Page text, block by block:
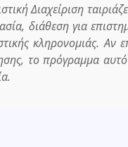
Διαχείριση
διάθεση για
κληρονομιάς.
το πρόγραμμα